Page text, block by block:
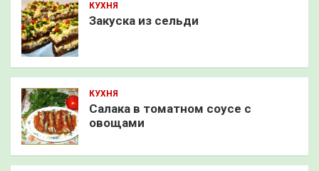
КУХНЯ
Закуска из сельди
КУХНЯ
Салака в томатном соусе с
овощами